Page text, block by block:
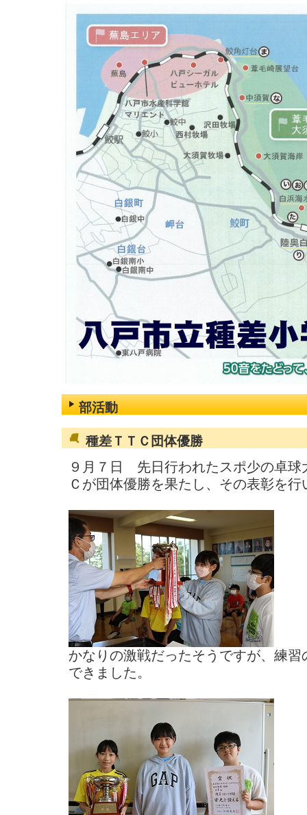
部活動
種差ＴＴＣ団体優勝
９月７日 先日行われたスポ少の卓球
Ｃが団体優勝を果たし、その表彰を行
かなりの激戦だったそうですが、練
できました。